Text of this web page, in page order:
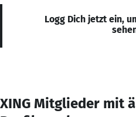
Logg Dich jetzt ein,
XING Mitglieder mit